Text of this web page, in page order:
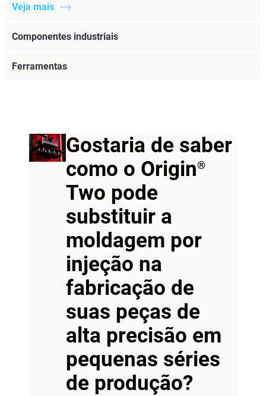
Veja mais
Componentes industriais
Ferramentas
Gostaria de saber
como o Origin®
Two pode
substituir a
moldagem por
injeção na
fabricação de
suas peças de
alta precisão em
pequenas séries
de produção?